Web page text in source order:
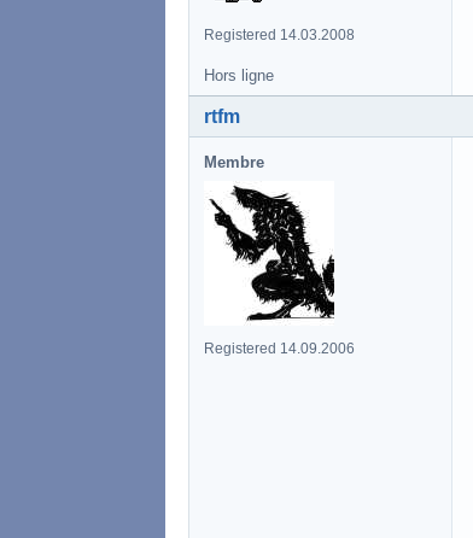
Registered 14.03.2008
Hors ligne
rtfm
Membre
Registered 14.09.2006